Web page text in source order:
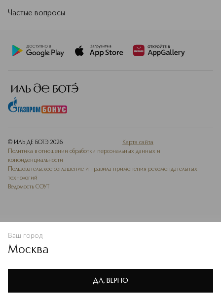
Политике конфиденциальности
В КОРЗИНУ
Частые вопросы
© ИЛЬ ДЕ БОТЭ 2026
Карта сайта
Политика в отношении обработки персональных данных и
конфиденциальности
Пользовательское соглашение и правила применения рекомендательных
технологий
Ведомость СОУТ
Ваш город
Москва
ДА, ВЕРНО